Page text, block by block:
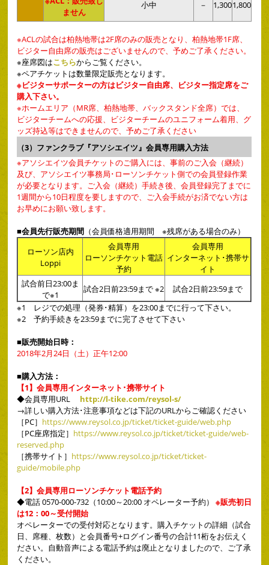
ません
小中 － 1,3001,800
※ACLの試合は柏熱地帯は2F席のみの販売となり、柏熱地帯1F席、
ビジター自由席の販売はございませんので、予めご了承ください。
※座席図はこちらからご覧ください。
※ペアチケットは数量限定販売となります。
※ビジターサポーターの方はビジター自由席、ビジター指定席をご
購入下さい。
※ホームエリア（MR席、柏熱地帯、バックスタンド全席）では、
ビジターチームへの応援、ビジターチームのユニフォーム着用、グ
ッズ持込等はできませんので、予めご了承ください
（3）ファンクラブ『アソシエイツ』会員専用購入方法
※アソシエイツ会員チケットのご購入には、事前のご入会（継続）
及び、アソシエイツ事務局･ローソンチケット側での会員登録作業
が必要となります。ご入会（継続）手続き後、会員登録完了までに
1週間から10日程度を要しますので、ご入会手続がお済でない方は
お早めにお願い致します。
■会員先行販売期間 （会員価格適用期間 ※残席がある場合のみ）
ローソン店内
Loppi
会員専用
ローソンチケット電話
予約
会員専用
インターネット･携帯サ
イト
試合前日23:00ま
で※1
試合2日前23:59まで ※2
試合2日前23:59まで
※1 レジでの処理（発券･精算）を23:00までに行って下さい。
※2 予約手続きを23:59までに完了させて下さい
■販売開始日時：
2018年2月24日（土）正午12:00
■購入方法：
【1】会員専用インターネット･携帯サイト
◆会員専用URL http://l-tike.com/reysol-s/
→詳しい購入方法･注意事項などは下記のURLからご確認ください
［PC］ https://www.reysol.co.jp/ticket/ticket-guide/web.php
［PC座席指定］ https://www.reysol.co.jp/ticket/ticket-guide/web-
reserved.php
［携帯サイト］ https://www.reysol.co.jp/ticket/ticket-
guide/mobile.php
【2】会員専用ローソンチケット電話予約
◆電話 0570-000-732（10:00～20:00 オペレーター予約）※販売初日
は12：00～受付開始
オペレーターでの受付対応となります。購入チケットの詳細（試合
日、席種、枚数）と会員番号+ログイン番号の合計11桁をお伝えく
ださい。自動音声による電話予約は廃止となりましたので、ご了承
ください。